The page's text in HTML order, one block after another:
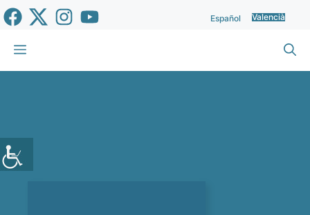
Vés
al
contingut
Español Valencià
Menu